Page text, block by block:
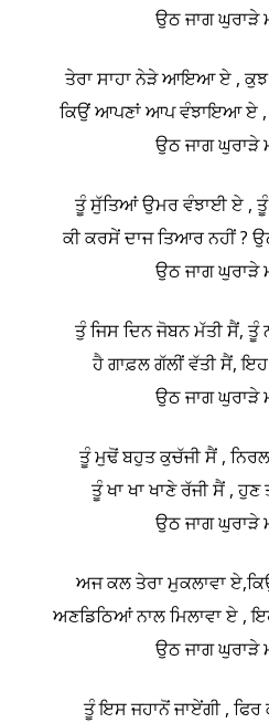
ਉਠ ਜਾਗ ਘੁਰਾੜੇ
ਤੇਰਾ ਸਾਹਾ ਨੇੜੇ ਆਇਆ ਏ ,
ਕਿਉਂ ਆਪਣਾਂ ਆਪ ਵੰਝਾਇਆ ਏ ,
ਉਠ ਜਾਗ ਘੁਰਾੜੇ
ਤੂੰ ਸੁੱਤਿਆਂ ਉਮਰ ਵੰਝਾਈ ਏ ,
ਕੀ ਕਰਸੇਂ ਦਾਜ ਤਿਆਰ ਨਹੀਂ ?
ਉਠ ਜਾਗ ਘੁਰਾੜੇ
ਤੁੰ ਜਿਸ ਦਿਨ ਜੋਬਨ ਮੱਤੀ ਸੈਂ,
ਹੈ ਗਾਫ਼ਲ ਗੱਲੀਂ ਵੱਤੀ ਸੈਂ, ਇਹ
ਉਠ ਜਾਗ ਘੁਰਾੜੇ
ਤੂੰ ਮੁਢੋਂ ਬਹੁਤ ਕੁਚੱਜੀ ਸੈਂ ,
ਤੂੰ ਖਾ ਖਾ ਖਾਣੇ ਰੱਜੀ ਸੈਂ , ਹੁਣ
ਉਠ ਜਾਗ ਘੁਰਾੜੇ
ਅਜ ਕਲ ਤੇਰਾ ਮੁਕਲਾਵਾ
ਅਣਡਿਠਿਆਂ ਨਾਲ ਮਿਲਾਵਾ ਏ ,
ਉਠ ਜਾਗ ਘੁਰਾੜੇ
ਤੂੰ ਇਸ ਜਹਾਨੋਂ ਜਾਏਂਗੀ , ਫਿਰ